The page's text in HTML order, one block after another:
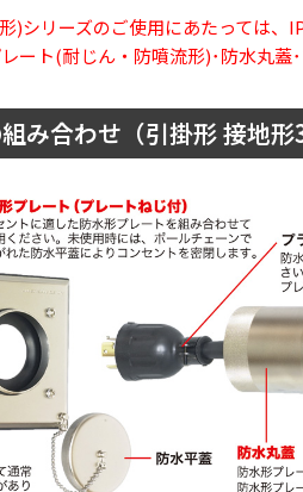
)シリーズのご使用にあたっては、
ート(耐じん・防噴流形)･防水丸蓋
み合わせ（引掛形 接地形